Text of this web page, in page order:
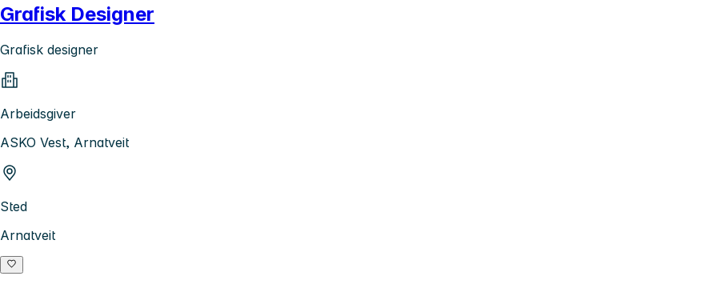
Grafisk Designer
Grafisk designer
Arbeidsgiver
ASKO Vest, Arnatveit
Sted
Arnatveit